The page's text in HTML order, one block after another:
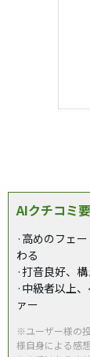
AIクチコミ
·高めのフェ
わる
·打音良好、
·中級者以上
ァー
※ユーザー様の
様自身による感